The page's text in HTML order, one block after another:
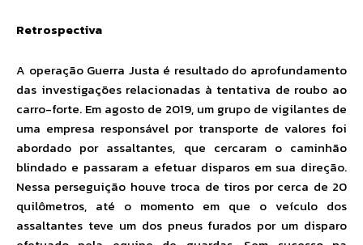
Retrospectiva
A operação Guerra Justa é resultado do aprofundamento
das investigações relacionadas à tentativa de roubo ao
carro-forte. Em agosto de 2019, um grupo de vigilantes de
uma empresa responsável por transporte de valores foi
abordado por assaltantes, que cercaram o caminhão
blindado e passaram a efetuar disparos em sua direção.
Nessa perseguição houve troca de tiros por cerca de 20
quilômetros, até o momento em que o veículo dos
assaltantes teve um dos pneus furados por um disparo